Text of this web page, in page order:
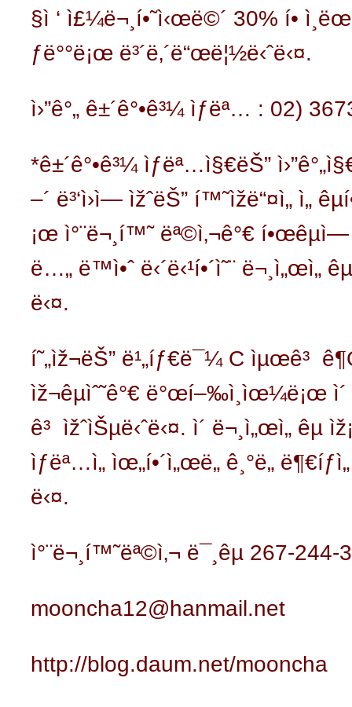
§ì ‘ ì£¼ë¬¸í•˜ì‹œë©´ 30% í•
ƒë°°ë¡œ ë³´ë‚´ë“œë¦½ë‹ˆë‹¤.
ì›”ê°„ ê±´ê°•ê³¼ ìƒëª… : 02)
*ê±´ê°•ê³¼ ìƒëª…ì§€ëŠ”
–´ ë³‘ì›ì— ìžˆëŠ” í™˜ìžë“¤ì„ ì„
¡œ ì°¨ë¬¸í™˜ ëª©ì‚¬ê°€ í•œêµ­ì—
ë…„ ë™ì•ˆ ë‹´ë‹¹í•´ì˜¨ ë¬¸ì„œì„
ë‹¤.
í˜„ìž¬ëŠ” ë¹„íƒ€ë¯¼ C ìµœê³
ìž¬êµìˆ˜ê°€ ë°œí–‰ì¸ìœ¼ë¡œ ì´
ê³ ìžˆìŠµë‹ˆë‹¤. ì´ ë¬¸ì„œì„ êµ
ìƒëª…ì„ ìœ„í•´ì„œë„ ê¸°ë„
ë‹¤.
ì°¨ë¬¸í™˜ëª©ì‚¬ ë¯¸êµ­ 267-244-
mooncha12@hanmail.net
http://blog.daum.net/mooncha